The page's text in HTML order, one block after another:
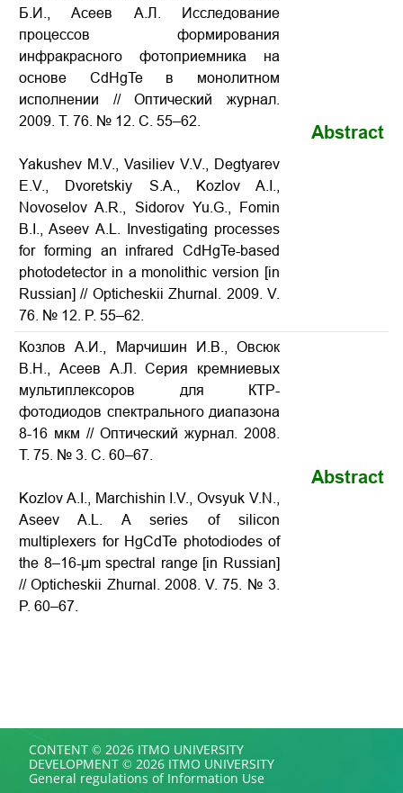
Б.И., Асеев А.Л. Исследование
процессов формирования
инфракрасного фотоприемника на
основе CdHgTe в монолитном
исполнении // Оптический журнал.
2009. Т. 76. № 12. С. 55–62.
Yakushev M.V., Vasiliev V.V., Degtyarev
E.V., Dvoretskiy S.A., Kozlov A.I.,
Novoselov A.R., Sidorov Yu.G., Fomin
B.I., Aseev A.L. Investigating processes
for forming an infrared CdHgTe-based
photodetector in a monolithic version [in
Russian] // Opticheskii Zhurnal. 2009. V.
76. № 12. P. 55–62.
Abstract
Козлов А.И., Марчишин И.В., Овсюк
В.Н., Асеев А.Л. Серия кремниевых
мультиплексоров для КТР-
фотодиодов спектрального диапазона
8-16 мкм // Оптический журнал. 2008.
Т. 75. № 3. С. 60–67.
Kozlov A.I., Marchishin I.V., Ovsyuk V.N.,
Aseev A.L. A series of silicon
multiplexers for HgCdTe photodiodes of
the 8–16-μm spectral range [in Russian]
// Opticheskii Zhurnal. 2008. V. 75. № 3.
P. 60–67.
Abstract
CONTENT © 2026 ITMO UNIVERSITY
DEVELOPMENT © 2026 ITMO UNIVERSITY
General regulations of Information Use